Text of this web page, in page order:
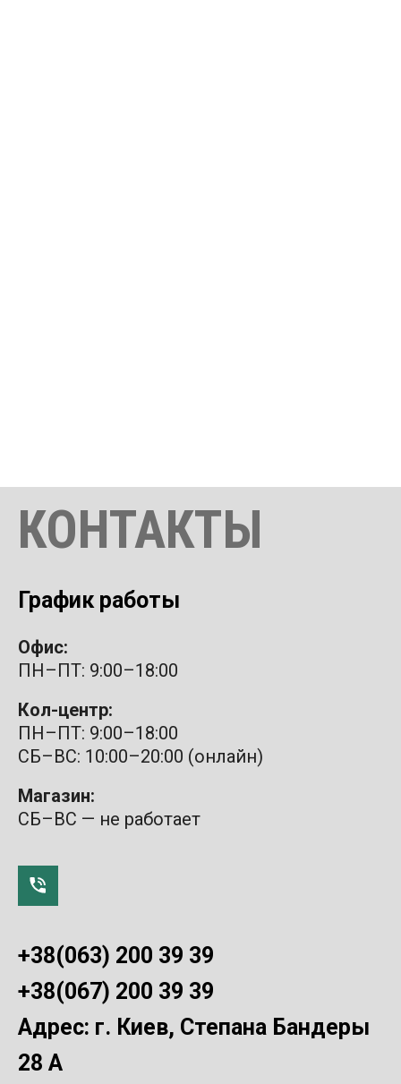
КОНТАКТЫ
График работы
Офис:
ПН–ПТ: 9:00–18:00
Кол-центр:
ПН–ПТ: 9:00–18:00
СБ–ВС: 10:00–20:00 (онлайн)
Магазин:
СБ–ВС — не работает
+38(063) 200 39 39
+38(067) 200 39 39
Адрес: г. Киев, Степана Бандеры
28 А